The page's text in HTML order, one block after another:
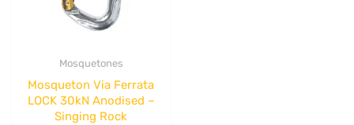
Mosquetones
Mosqueton Via Ferrata
LOCK 30kN Anodised –
Singing Rock